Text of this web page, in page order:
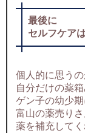
最後に
セルフケア
個人的に思う
自分だけの薬
ゲン子の幼少
富山の薬売り
薬を補充して